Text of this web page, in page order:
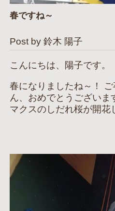
春ですね～
Post by 鈴木 陽子
こんにちは、陽子です。
春になりましたね～！
ん、おめでとうございま
マクスのしだれ桜が開花